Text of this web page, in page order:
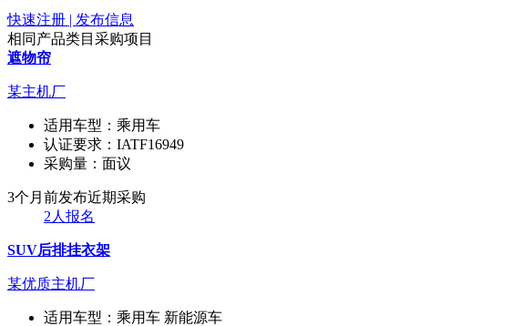
快速注册 | 发布信息
相同产品类目采购项目
遮物帘
某主机厂
适用车型： 乘用车
认证要求： IATF16949
采购量： 面议
3个月前发布近期采购
2人报名
SUV后排挂衣架
某优质主机厂
适用车型： 乘用车 新能源车